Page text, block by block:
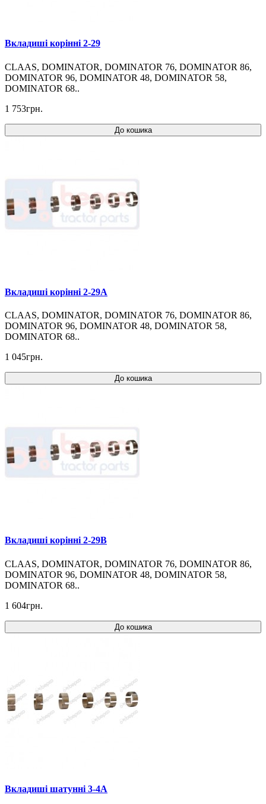
Вкладиші корінні 2-29
CLAAS, DOMINATOR, DOMINATOR 76, DOMINATOR 86,
DOMINATOR 96, DOMINATOR 48, DOMINATOR 58,
DOMINATOR 68..
1 753грн.
До кошика
Вкладиші корінні 2-29A
CLAAS, DOMINATOR, DOMINATOR 76, DOMINATOR 86,
DOMINATOR 96, DOMINATOR 48, DOMINATOR 58,
DOMINATOR 68..
1 045грн.
До кошика
Вкладиші корінні 2-29B
CLAAS, DOMINATOR, DOMINATOR 76, DOMINATOR 86,
DOMINATOR 96, DOMINATOR 48, DOMINATOR 58,
DOMINATOR 68..
1 604грн.
До кошика
Вкладиші шатунні 3-4A